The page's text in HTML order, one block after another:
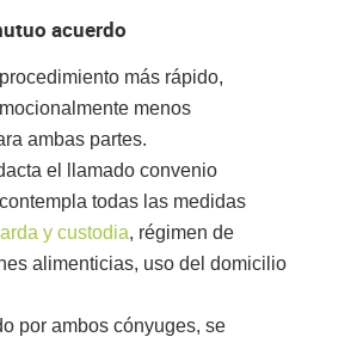
acuerdo
más rápido,
menos
ambas partes.
el llamado convenio
todas las medidas
y custodia, régimen de
alimenticias, uso del domicilio
por ambos cónyuges, se